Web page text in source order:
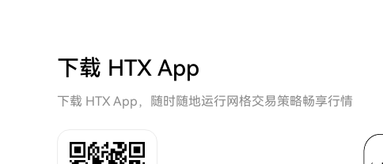
下载 HTX App
下载 HTX App，随时随地运行网格交易策略畅享行情